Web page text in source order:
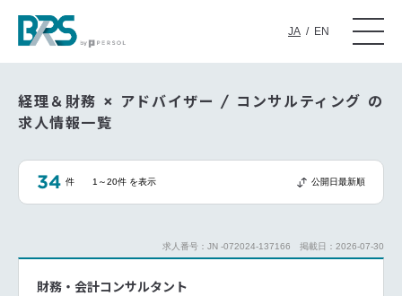
JA / EN
経理＆財務 × アドバイザー / コンサルティング の
求人情報一覧
34 件 1～20件 を表示 公開日最新順
求人番号：JN -072024-137166 掲載日：2026-07-30
財務・会計コンサルタント